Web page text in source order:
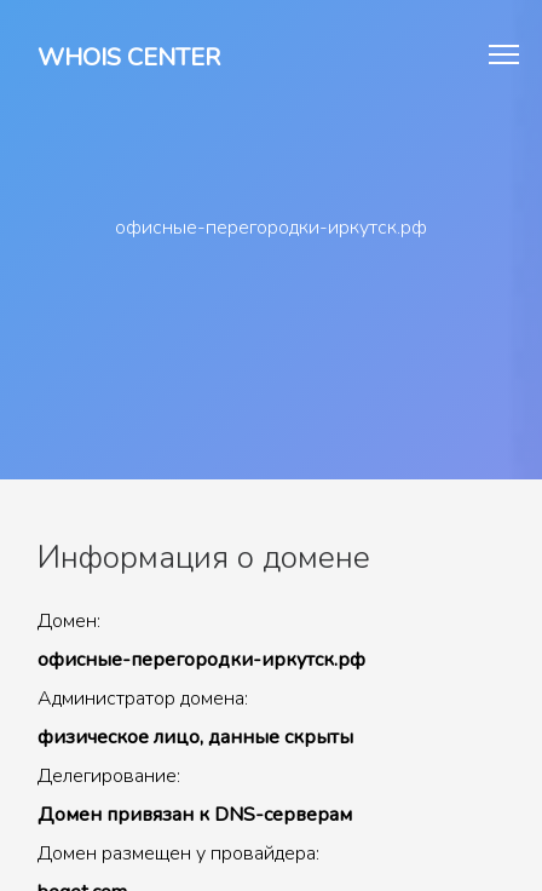
WHOIS CENTER
офисные-перегородки-иркутск.рф
Информация о домене
Домен:
офисные-перегородки-иркутск.рф
Администратор домена:
физическое лицо, данные скрыты
Делегирование:
Домен привязан к DNS-серверам
Домен размещен у провайдера: